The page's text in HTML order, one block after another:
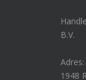
B.V.
1948